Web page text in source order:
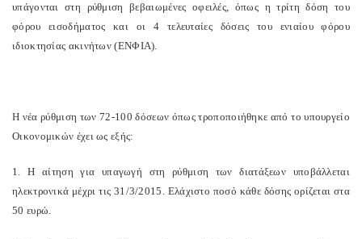
υπάγονται στη ρύθμιση βεβαιωμένες οφειλές, όπως η τρίτη δόση του
φόρου εισοδήματος και οι 4 τελευταίες δόσεις του ενιαίου φόρου
ιδιοκτησίας ακινήτων (ΕΝΦΙΑ).
Η νέα ρύθμιση των 72-100 δόσεων όπως τροποποιήθηκε από το υπουργείο
Οικονομικών έχει ως εξής:
1. Η αίτηση για υπαγωγή στη ρύθμιση των διατάξεων υποβάλλεται
ηλεκτρονικά μέχρι τις 31/3/2015. Ελάχιστο ποσό κάθε δόσης ορίζεται στα
50 ευρώ.